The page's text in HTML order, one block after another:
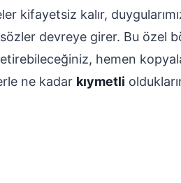
kifayetsiz kalır,
devreye girer. Bu özel
hemen
ne kadar kıymetli